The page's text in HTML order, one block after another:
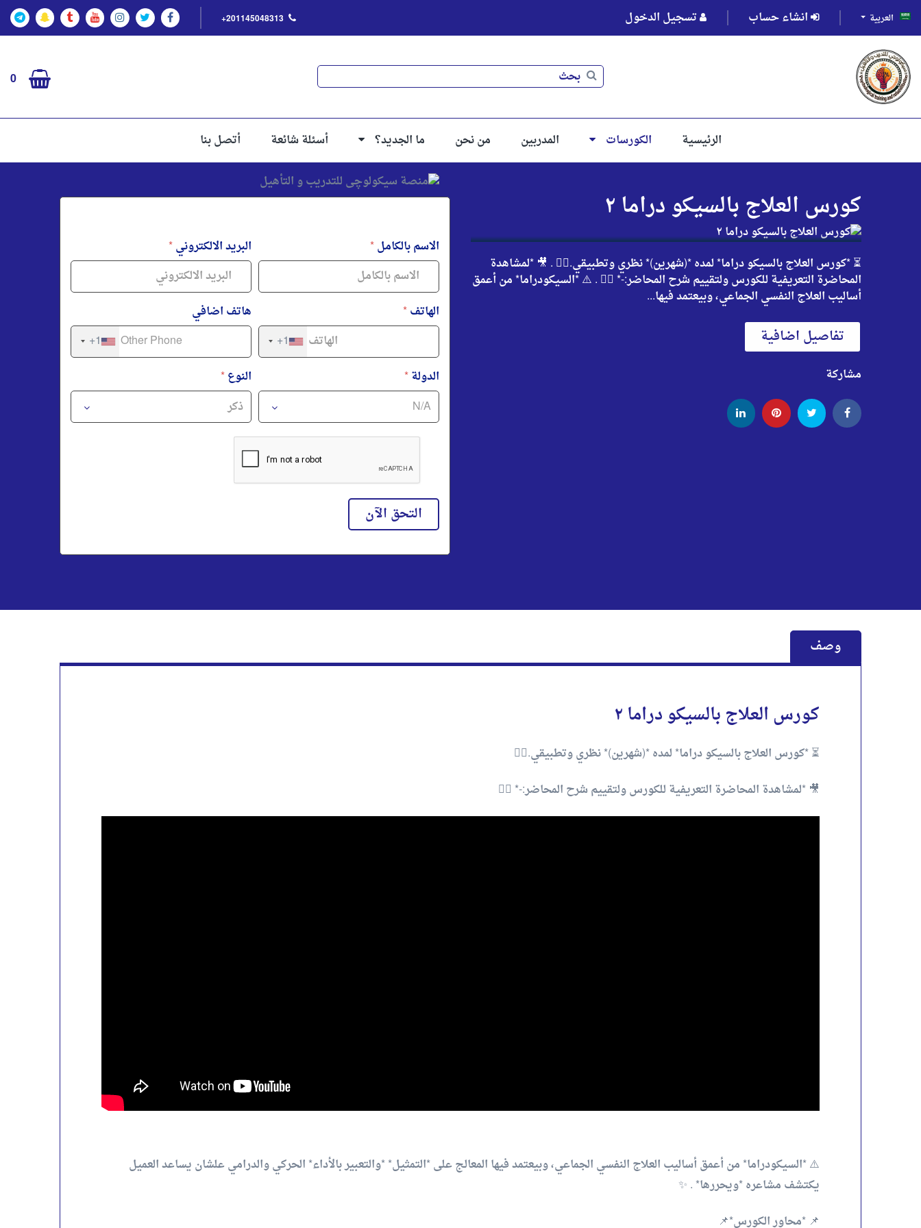
العربية انشاء حساب تسجيل الدخول +201145048313
بحث 0
الرئيسية الكورسات المدربين من نحن ما الجديد؟ أسئلة شائعة أتصل بنا
كورس العلاج بالسيكو دراما ٢
⏳ *كورس العلاج بالسيكو دراما* لمده *(شهرين)* نظري وتطبيقي.👌🏻 . 🎥 *لمشاهدة
المحاضرة التعريفية للكورس ولتقييم شرح المحاضر:-* 👇🏻 . ⚠️ *السيكودراما* من أعمق
أساليب العلاج النفسي الجماعي، وبيعتمد فيها...
تفاصيل اضافية
مشاركة
الاسم بالكامل* البريد الالكتروني*
الهاتف*
+1
هاتف اضافي
+1
الدولة* النوع*
التحق الآن
وصف
كورس العلاج بالسيكو دراما ٢
⏳ *كورس العلاج بالسيكو دراما* لمده *(شهرين)* نظري وتطبيقي.👌🏻
🎥 *لمشاهدة المحاضرة التعريفية للكورس ولتقييم شرح المحاضر:-* 👇🏻
⚠️ *السيكودراما* من أعمق أساليب العلاج النفسي الجماعي، وبيعتمد فيها المعالج على *التمثيل* *والتعبير بالأداء* الحركي والدرامي علشان يساعد العميل
يكتشف مشاعره *ويحررها* . ✨
📌 *محاور الكورس*📌